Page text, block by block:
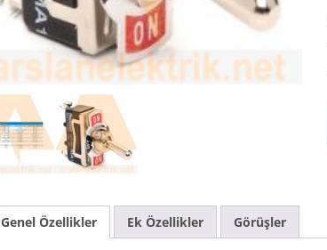
Genel Özellikler Ek Özellikler Görüşler